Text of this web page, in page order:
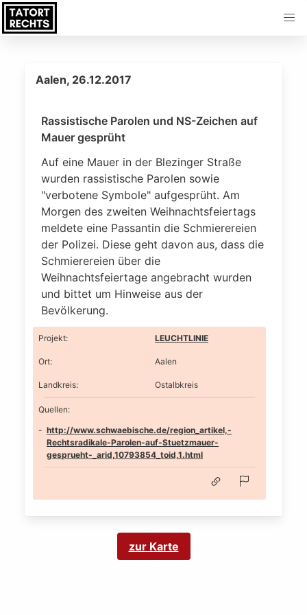
Aalen, 26.12.2017
Rassistische Parolen und NS-Zeichen auf
Mauer gesprüht
Auf eine Mauer in der Blezinger Straße
wurden rassistische Parolen sowie
"verbotene Symbole" aufgesprüht. Am
Morgen des zweiten Weihnachtsfeiertags
meldete eine Passantin die Schmierereien
der Polizei. Diese geht davon aus, dass die
Schmierereien über die
Weihnachtsfeiertage angebracht wurden
und bittet um Hinweise aus der
Bevölkerung.
Projekt: LEUCHTLINIE
Ort: Aalen
Landkreis: Ostalbkreis
Quellen:
http://www.schwaebische.de/region_artikel,-
Rechtsradikale-Parolen-auf-Stuetzmauer-
gesprueht-_arid,10793854_toid,1.html
zur Karte